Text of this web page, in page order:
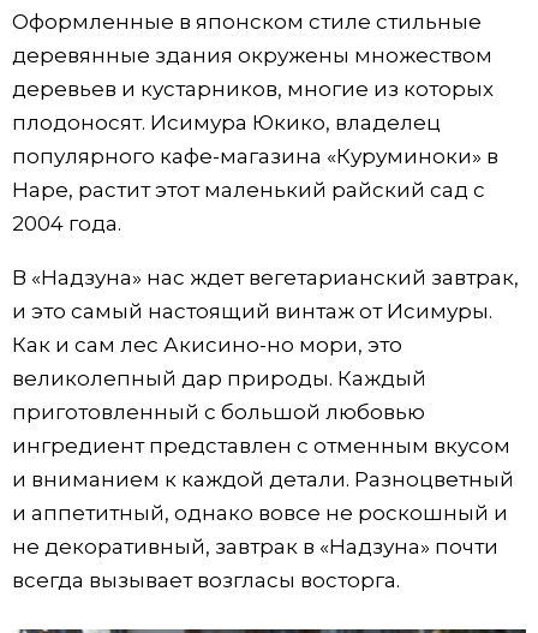
Оформленные в японском стиле стильные
деревянные здания окружены множеством
деревьев и кустарников, многие из которых
плодоносят. Исимура Юкико, владелец
популярного кафе-магазина «Куруминоки» в
Наре, растит этот маленький райский сад с
2004 года.
В «Надзуна» нас ждет вегетарианский завтрак,
и это самый настоящий винтаж от Исимуры.
Как и сам лес Акисино-но мори, это
великолепный дар природы. Каждый
приготовленный с большой любовью
ингредиент представлен с отменным вкусом
и вниманием к каждой детали. Разноцветный
и аппетитный, однако вовсе не роскошный и
не декоративный, завтрак в «Надзуна» почти
всегда вызывает возгласы восторга.